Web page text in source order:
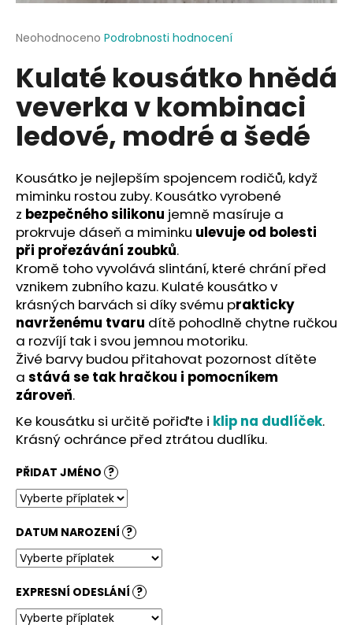
Průměrné
produktu
je
z
5
hvězdiček.
Neohodnoceno Podrobnosti hodnocení
Kulaté kousátko hnědá
veverka v kombinaci
ledové, modré a šedé
Kousátko je nejlepším spojencem rodičů, když
miminku rostou zuby. Kousátko vyrobené
z bezpečného silikonu jemně masíruje a
prokrvuje dáseň a miminku ulevuje od bolesti
při prořezávání zoubků.
Kromě toho vyvolává slintání, které chrání před
vznikem zubního kazu. Kulaté kousátko v
krásných barvách si díky svému prakticky
navrženému tvaru dítě pohodlně chytne ručkou
a rozvíjí tak i svou jemnou motoriku.
Živé barvy budou přitahovat pozornost dítěte
a stává se tak hračkou i pomocníkem
zároveň.
Ke kousátku si určitě pořiďte i klip na dudlíček.
Krásný ochránce před ztrátou dudlíku.
PŘIDAT JMÉNO ?
DATUM NAROZENÍ ?
EXPRESNÍ ODESLÁNÍ ?
j
t
?
HLEDAT
D
o
p
o
r
u
č
u
j
e
m
e